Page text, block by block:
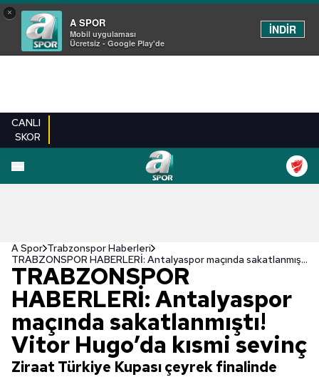
×
A SPOR
Mobil uygulaması
Ücretsiz - Google Play'de
İNDİR
CANLI
SKOR
A Spor Trabzonspor Haberleri
TRABZONSPOR HABERLERİ: Antalyaspor maçında sakatlanmıştı! Vitor Hugo’da kısmi sevinç
TRABZONSPOR
HABERLERİ: Antalyaspor
maçında sakatlanmıştı!
Vitor Hugo’da kısmi sevinç
Ziraat Türkiye Kupası çeyrek finalinde